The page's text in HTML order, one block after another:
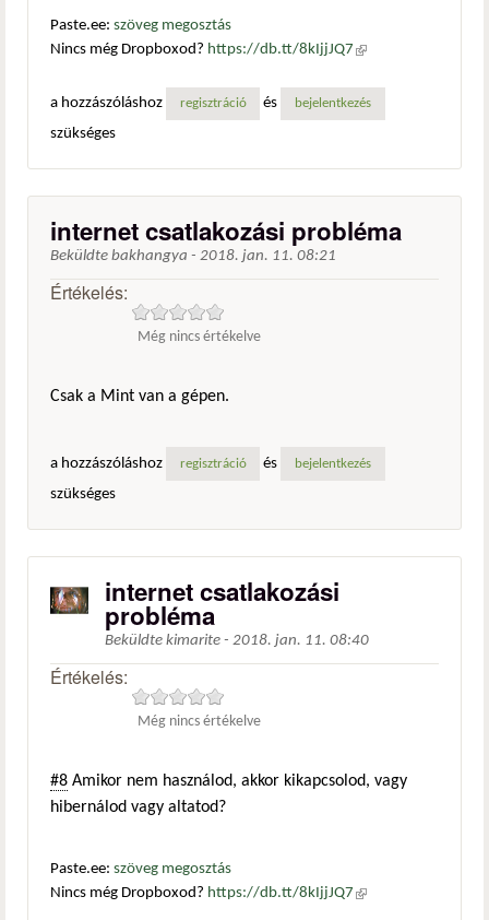
Paste.ee: szöveg megosztás
Nincs még Dropboxod? https://db.tt/8kIjjJQ7 (külső
a hozzászóláshoz
regisztráció és bejelentkezés
szükséges
internet csatlakozási probléma
Beküldte bakhangya - 2018. jan. 11. 08:21
Értékelés:
Még nincs értékelve
Csak a Mint van a gépen.
a hozzászóláshoz regisztráció és bejelentkezés
szükséges
internet csatlakozási
probléma
Beküldte kimarite - 2018. jan. 11. 08:40
Értékelés:
Még nincs értékelve
#8 Amikor nem használod, akkor kikapcsolod, vagy
hibernálod vagy altatod?
Paste.ee: szöveg megosztás
Nincs még Dropboxod? https://db.tt/8kIjjJQ7 (külső